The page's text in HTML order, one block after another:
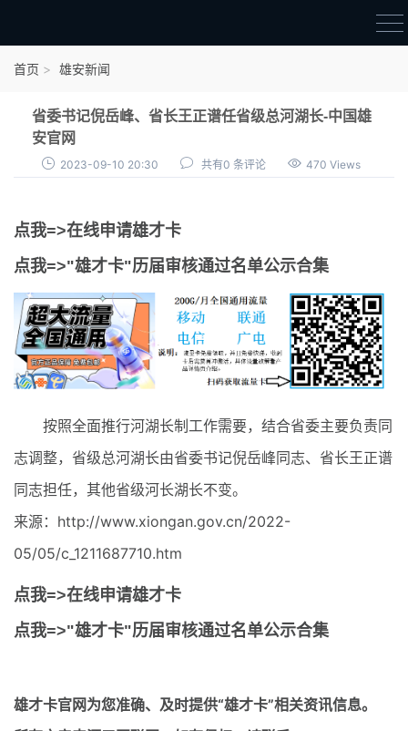
审核通过公示
首页 雄安新闻
省委书记倪岳峰、省长王正谱任省级总河湖长-中国雄
安官网
2023-09-10 20:30 共有0 条评论 470 Views
点我=>在线申请雄才卡
点我=>"雄才卡"历届审核通过名单公示合集
按照全面推行河湖长制工作需要，结合省委主要负责同
志调整，省级总河湖长由省委书记倪岳峰同志、省长王正谱
同志担任，其他省级河长湖长不变。
来源：http://www.xiongan.gov.cn/2022-
05/05/c_1211687710.htm
点我=>在线申请雄才卡
点我=>"雄才卡"历届审核通过名单公示合集
雄才卡官网为您准确、及时提供“雄才卡”相关资讯信息。